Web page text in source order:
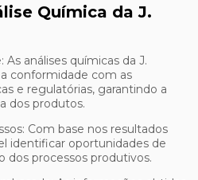
Química da J.
conformidade com as
e regulatórias, garantindo a
dos produtos.
identificar oportunidades de
dos processos produtivos.